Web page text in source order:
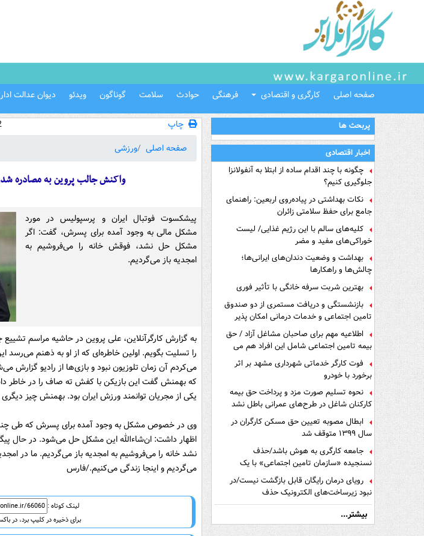
صفحه اصلی کارگری و اقتصادی فرهنگی حوادث سلامت گوناگون ویدئو دیوان عدالت
پربحث ها
اخبار اقتصادی
چگونه با چند اقدام ساده از ابتلا به آنفولانزا
جلوگیری کنیم؟
نکات بهداشتی در پیاده‌روی اربعین: راهنمای
جامع برای حفظ سلامتی زائران
کلیه‌های سالم با این رژیم غذایی/ لیست
خوراکی‌های مفید و مضر
بهداشت و وضعیت دندان‌های ایرانی‌ها؛
چالش‌ها و راهکارها
بهترین شربت سرفه خانگی با تأثیر فوری
بازنشستگی و دریافت مستمری از دو صندوق
تامین اجتماعی و خدمات درمانی امکان پذیر
است ؟
اطلاعیه مهم برای صاحبان مشاغل آزاد / حق
بیمه تامین اجتماعی شامل این افراد هم می
شودفوت کارگر خدماتی شهرداری مشهد بر اثر
برخورد با خودرو
نحوه تسلیم صورت مزد و پرداخت حق بیمه
کارکنان شاغل در طرح‌های عمرانی باطل نشد
ابطال مصوبه تعیین حق مسکن کارگران در
سال ۱۳۹۹ متوقف شد
جامعه کارگری به هوش باشد/حذف
نسنجیده «سازمان تامین اجتماعی» با یک
تفاهم نامه!
رویای درمان رایگان قابل بازگشت نیست/در
نبود زیرساخت‌های الکترونیک حذف
دفترچه‌های بیمه اشتباه مضاعف است
بیشتر...
چاپ
صفحه اصلی
ورزشی
واکنش جالب پروین به مصادره
پیشکسوت فوتبال ایران و پرسپولیس در مورد
مشکل مالی به وجود آمده برای پسرش، گفت: اگر
مشکل حل نشد، فوقش خانه را می‌فروشیم به
امجدیه باز می‌گردیم.
به گزارش کارگرآنلاین، علی پروین در حاشیه مراسم
را تسلیت بگویم. اولین خاطره‌ای که از او به ذهنم می‌رسد
می‌کردم آن زمان تلوزیون نبود و بازی‌ها از رادیو
که بهمنش گفت این بازیکن با کفش ته صاف را در خاطر
یکی از مجریان توانمند ورزش ایران بود. بهمنش چیز دیگری
وی در خصوص مشکل به وجود آمده برای پسرش که طی چند
اظهار داشت: ان‌شاءالله این مشکل حل می‌شود. در حال
نشد خانه را می‌فروشیم به امجدیه باز می‌گردیم. ما در
می‌گردیم و اینجا زندگی می‌کنیم./فارس
لینک کوتاه :
برای ذخیره در کلیپ برد، در